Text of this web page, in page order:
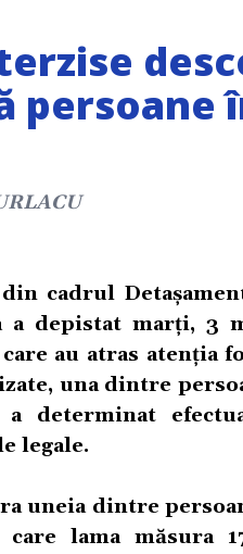
persoane
cadrul
a depistat marți, 3
care au atras
una dintre
a determinat
legale.
uneia dintre
lama măsura